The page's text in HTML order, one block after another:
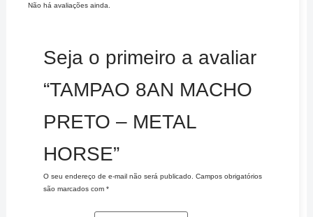
Não há avaliações ainda.
Seja o primeiro a avaliar
“TAMPAO 8AN MACHO
PRETO – METAL
HORSE”
O seu endereço de e-mail não será publicado.
Campos obrigatórios
são marcados com *